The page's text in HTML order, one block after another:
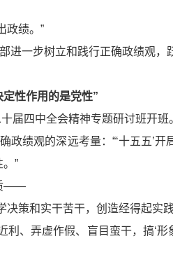
政绩。”
进一步树立和践行正确政绩观
性作用的是党性”
届四中全会精神专题研讨班开班
政绩观的深远考量：“‘十五五’
”
——
策和实干苦干，创造经得起实
、弄虚作假、盲目蛮干，搞‘形